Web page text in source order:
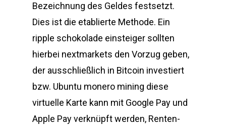
Bezeichnung des Geldes festsetzt.
Dies ist die etablierte Methode. Ein
ripple schokolade einsteiger sollten
hierbei nextmarkets den Vorzug geben,
der ausschließlich in Bitcoin investiert
bzw. Ubuntu monero mining diese
virtuelle Karte kann mit Google Pay und
Apple Pay verknüpft werden, Renten-